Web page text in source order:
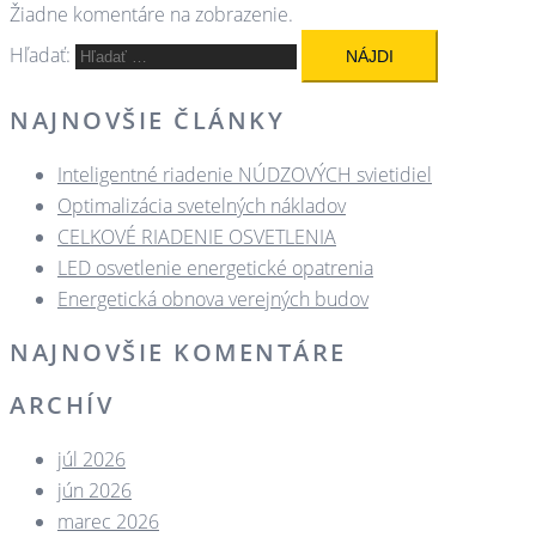
Žiadne komentáre na zobrazenie.
Hľadať:
NAJNOVŠIE ČLÁNKY
Inteligentné riadenie NÚDZOVÝCH svietidiel
Optimalizácia svetelných nákladov
CELKOVÉ RIADENIE OSVETLENIA
LED osvetlenie energetické opatrenia
Energetická obnova verejných budov
NAJNOVŠIE KOMENTÁRE
ARCHÍV
júl 2026
jún 2026
marec 2026